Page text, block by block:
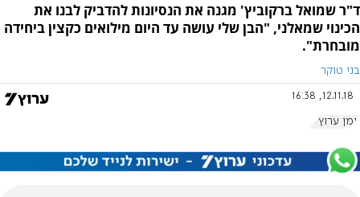
ד"ר שמואל ברקוביץ' מגנה את הנסיונות להדביק לבנו את
הכינוי שמאלני, "הבן שלי עושה עד היום מילואים כקצין ביחידה
מובחרת".
בני טוקר
12.11.18, 16:38
יומן ערוץ 7